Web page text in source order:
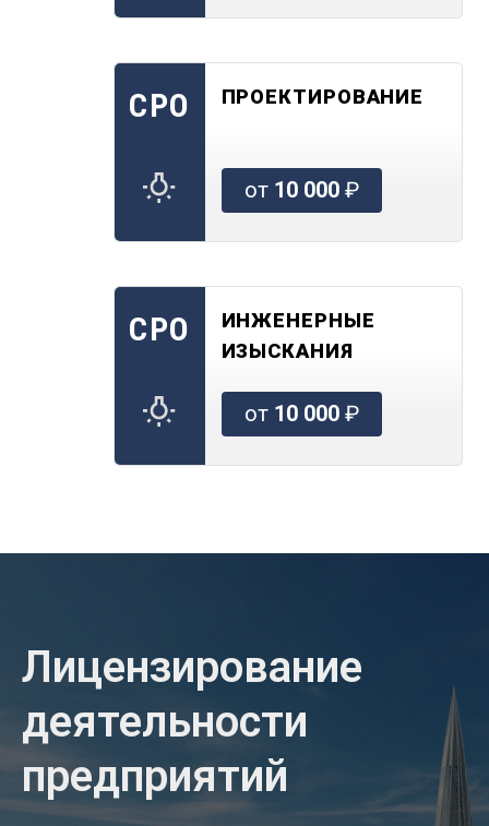
СРО ПРОЕКТИРОВАНИЕ
от 10 000₽
СРО
ИНЖЕНЕРНЫЕ
ИЗЫСКАНИЯ
от 10 000₽
Лицензирование
деятельности
предприятий